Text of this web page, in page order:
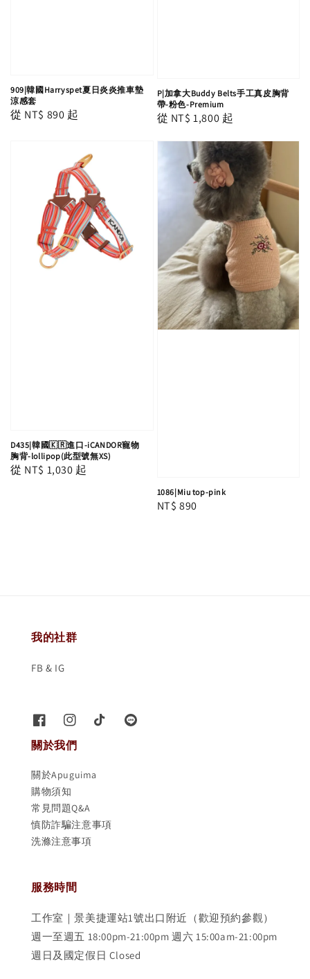
909|韓國Harryspet夏日炎炎推車墊
涼感套
Regular
從 NT$ 890 起
P|加拿大Buddy Belts手工真皮胸背
帶-粉色-Premium
Regular
從 NT$ 1,800 起
D435|韓國🇰🇷進口-iCANDOR寵物
胸背-lollipop(此型號無XS)
Regular
從 NT$ 1,030 起
1086|Miu top-pink
Regular
NT$ 890
我的社群
FB & IG
關於我們
關於Apuguima
購物須知
常見問題Q&A
慎防詐騙注意事項
洗滌注意事項
服務時間
工作室｜景美捷運站1號出口附近（歡迎預約參觀）
週一至週五 18:00pm-21:00pm 週六 15:00am-21:00pm
週日及國定假日 Closed